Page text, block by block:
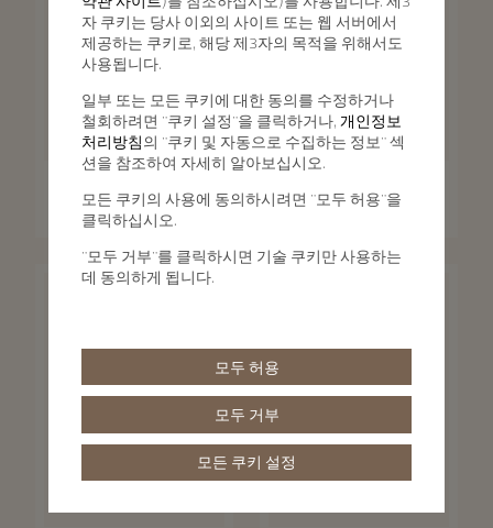
Traditionnelle 문 페이즈
36 mm - 핑크 골드
Traditionnelle 매뉴얼 와인딩
자 쿠키는 당사 이외의 사이트 또는 웹 서버에서
제공하는 쿠키로, 해당 제3자의 목적을 위해서도
사용됩니다.
일부 또는 모든 쿠키에 대한 동의를 수정하거나
철회하려면 "쿠키 설정"을 클릭하거나, 개인정보
처리방침의 "쿠키 및 자동으로 수집하는 정보" 섹
션을 참조하여 자세히 알아보십시오.
모든 쿠키의 사용에 동의하시려면 "모두 허용"을
클릭하십시오.
"모두 거부"를 클릭하시면 기술 쿠키만 사용하는
데 동의하게 됩니다.
모두 허용
모두 거부
모든 쿠키 설정